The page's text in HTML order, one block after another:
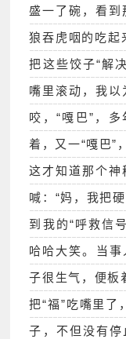
盛一了碗，看到
狼吞虎咽的吃起
把这些饺子“解
嘴里滚动，我
咬，“嘎巴”，多
着，又一“嘎巴”
这才知道那个
喊：“妈，我把
到我的“呼救信
哈哈大笑。当
子很生气，便板
把“福”吃嘴里了
子，不但没有停